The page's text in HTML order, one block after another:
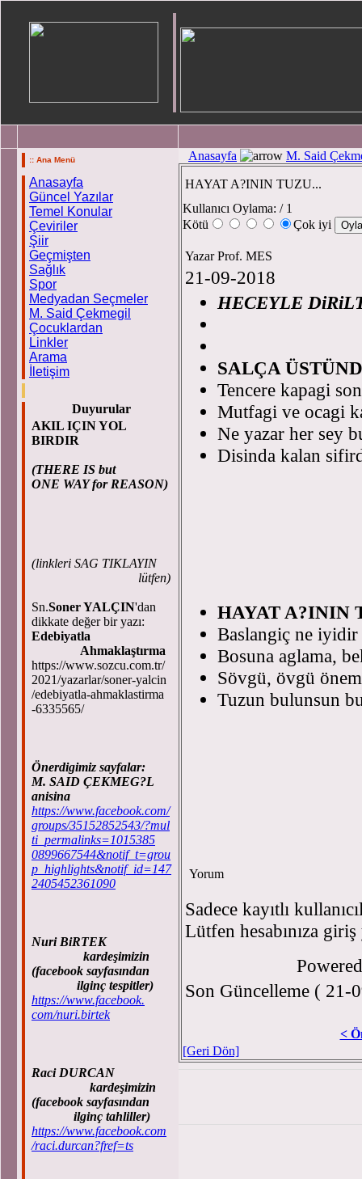
:: Ana Menü
Anasayfa
Güncel Yazılar
Temel Konular
Çeviriler
Şiir
Geçmişten
Sağlık
Spor
Medyadan Seçmeler
M. Said Çekmegil
Çocuklardan
Linkler
Arama
İletişim
Duyurular
AKIL IÇIN YOL
BIRDIR
(THERE IS but
ONE WAY for REASON)
(linkleri SAG TIKLAYIN
lütfen)
Sn.Soner YALÇIN'dan
dikkate değer bir yazı:
Edebiyatla
Ahmaklaştırma
https://www.sozcu.com.tr/
2021/yazarlar/soner-yalcin
/edebiyatla-ahmaklastirma
-6335565/
Önerdigimiz sayfalar:
M. SAID ÇEKMEG?L
anisina
https://www.facebook.com/
groups/35152852543/?mul
ti_permalinks=1015385
0899667544&notif_t=grou
p_highlights&notif_id=147
2405452361090
Nuri BiRTEK
kardeşimizin
(facebook sayfasından
ilginç tespitler)
https://www.facebook.
com/nuri.birtek
Raci DURCAN
kardeşimizin
(facebook sayfasından
ilginç tahliller)
https://www.facebook.com
/raci.durcan?fref=ts
Anasayfa M. Said
HAYAT A?ININ TUZU...
Kullanıcı Oylama: / 1
Kötü
Çok iyi
Yazar Prof. MES
21-09-2018
HECEYLE
SALÇA
Tencere kapagi
Mutfagi ve ocagi
Ne yazar her sey
Disinda kalan
HAYAT A?ININ
Baslangiç ne
Bosuna aglama,
Sövgü, övgü
Tuzun bulunsun
Yorum
Sadece kayıtlı
Lütfen hesabınıza
Son Güncelleme ( 21-
<
[Geri Dön]